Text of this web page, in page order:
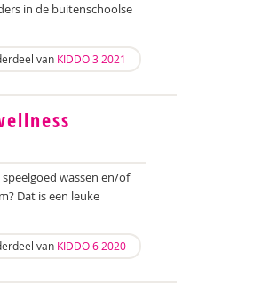
in de buitenschoolse
van KIDDO 3 2021
wassen en/of
Dat is een leuke
van KIDDO 6 2020